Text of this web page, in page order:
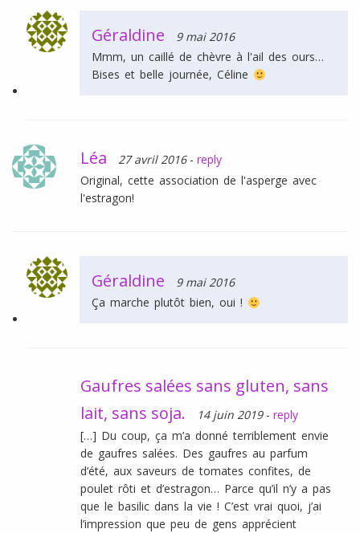
Géraldine
9 mai 2016
Mmm, un caillé de chèvre à l'ail des ours…
Bises et belle journée, Céline
Léa 27 avril 2016 - reply
Original, cette association de l'asperge avec
l'estragon!
Géraldine
9 mai 2016
Ça marche plutôt bien, oui !
Gaufres salées sans gluten, sans
lait, sans soja.
14 juin 2019 - reply
[…] Du coup, ça m’a donné terriblement envie
de gaufres salées. Des gaufres au parfum
d’été, aux saveurs de tomates confites, de
poulet rôti et d’estragon… Parce qu’il n’y a pas
que le basilic dans la vie ! C’est vrai quoi, j’ai
l’impression que peu de gens apprécient